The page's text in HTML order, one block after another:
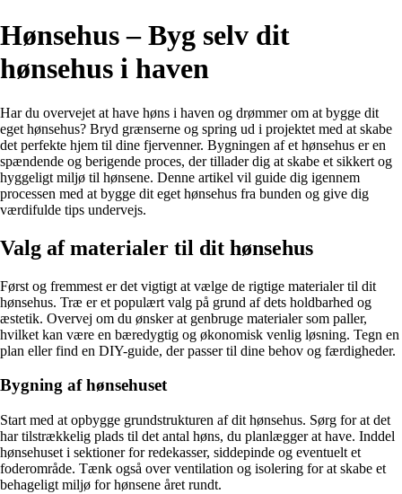
Hønsehus – Byg selv dit
hønsehus i haven
Har du overvejet at have høns i haven og drømmer om at bygge dit
eget hønsehus? Bryd grænserne og spring ud i projektet med at skabe
det perfekte hjem til dine fjervenner. Bygningen af et hønsehus er en
spændende og berigende proces, der tillader dig at skabe et sikkert og
hyggeligt miljø til hønsene. Denne artikel vil guide dig igennem
processen med at bygge dit eget hønsehus fra bunden og give dig
værdifulde tips undervejs.
Valg af materialer til dit hønsehus
Først og fremmest er det vigtigt at vælge de rigtige materialer til dit
hønsehus. Træ er et populært valg på grund af dets holdbarhed og
æstetik. Overvej om du ønsker at genbruge materialer som paller,
hvilket kan være en bæredygtig og økonomisk venlig løsning. Tegn en
plan eller find en DIY-guide, der passer til dine behov og færdigheder.
Bygning af hønsehuset
Start med at opbygge grundstrukturen af dit hønsehus. Sørg for at det
har tilstrækkelig plads til det antal høns, du planlægger at have. Inddel
hønsehuset i sektioner for redekasser, siddepinde og eventuelt et
foderområde. Tænk også over ventilation og isolering for at skabe et
behageligt miljø for hønsene året rundt.